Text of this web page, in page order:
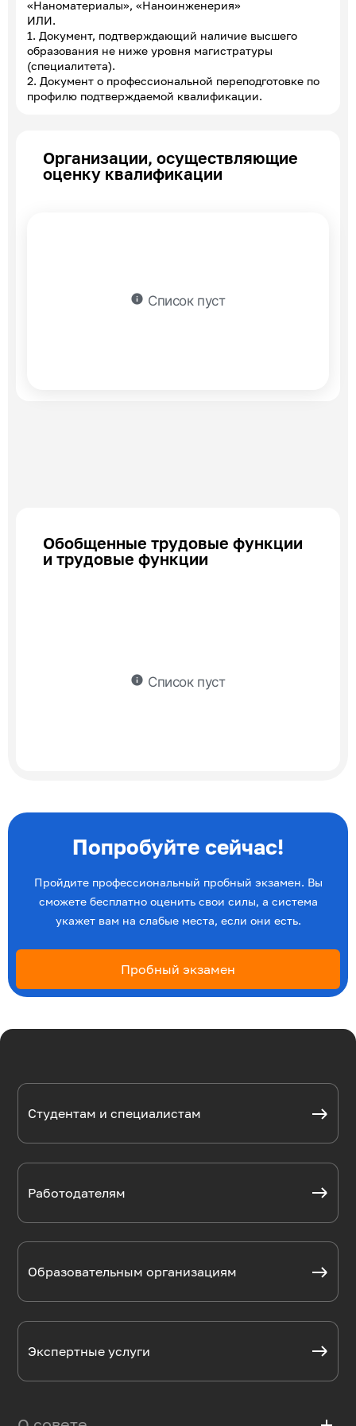
«Наноматериалы», «Наноинженерия»
ИЛИ.
1. Документ, подтверждающий наличие высшего
образования не ниже уровня магистратуры
(специалитета).
2. Документ о профессиональной переподготовке по
профилю подтверждаемой квалификации.
Организации, осуществляющие
оценку квалификации
info Список пуст
Обобщенные трудовые функции
и трудовые функции
info Список пуст
Попробуйте сейчас!
Пройдите профессиональный пробный экзамен. Вы
сможете бесплатно оценить свои силы, а система
укажет вам на слабые места, если они есть.
Пробный экзамен
Студентам и специалистам
Работодателям
Образовательным организациям
Экспертные услуги